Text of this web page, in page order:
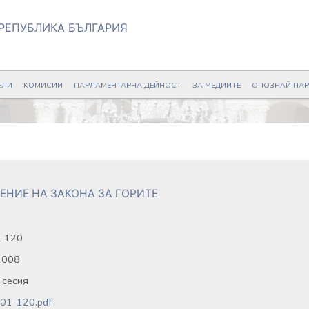
БЪЛГАРИЯ
KОМИСИИ ПАРЛАМЕНТАРНА ДЕЙНОСТ ЗА МЕДИИТЕ ОПОЗНАЙ
НА ЗАКОНА ЗА ГОРИТЕ
120
120.pdf